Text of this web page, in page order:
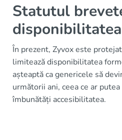
Statutul
În prezent, Zyvox este
limitează disponibilitatea
așteaptă ca genericele să
următorii ani, ceea ce ar
îmbunătăți accesibilitatea.